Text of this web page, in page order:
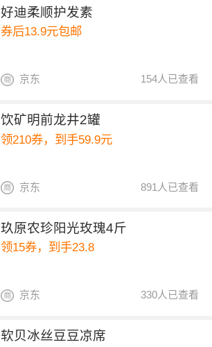
好迪柔顺护发素
券后13.9元包邮
154人已查看
京东
饮矿明前龙井2罐
领210券，到手59.9元
891人已查看
京东
玖原农珍阳光玫瑰4斤
领15券，到手23.8
330人已查看
京东
软贝冰丝豆豆凉席